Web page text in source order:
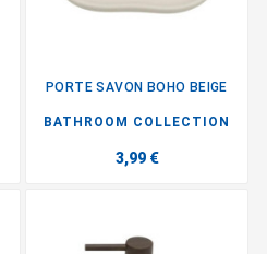
PORTE SAVON BOHO BEIGE
BATHROOM COLLECTION
3,99 €